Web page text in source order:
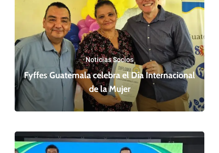
Noticias Socios
Fyffes Guatemala celebra el Día Internacional
de la Mujer